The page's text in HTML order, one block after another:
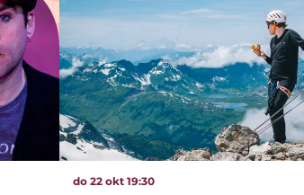
do 22 okt19:30